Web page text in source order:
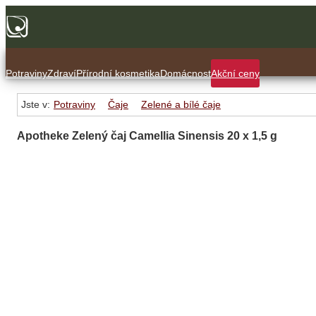
PotravinyZdravíPřírodní kosmetikaDomácnostAkční ceny
Jste v: Potraviny Čaje Zelené a bílé čaje
Apotheke Zelený čaj Camellia Sinensis 20 x 1,5 g